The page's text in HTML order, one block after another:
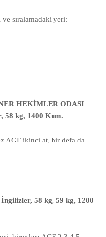
ve sıralamadaki yeri:
HEKİMLER ODASI
58 kg, 1400 Kum.
AGF ikinci at, bir defa da
58 kg, 59 kg, 1200